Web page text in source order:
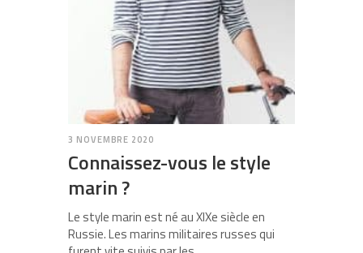
3 NOVEMBRE 2020
Connaissez-vous le style
marin ?
Le style marin est né au XIXe siècle en
Russie. Les marins militaires russes qui